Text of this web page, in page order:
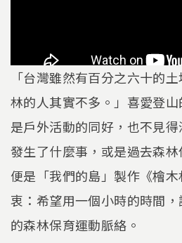
「台灣雖然有百分之六十的
林的人其實不多。」喜愛登
是戶外活動的同好，也不見
發生了什麼事，或是過去森
便是「我們的島」製作《檜
衷：希望用一個小時的時間
的森林保育運動脈絡。